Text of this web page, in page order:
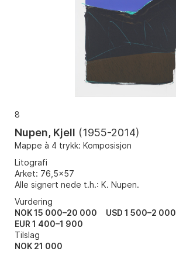
8
Nupen, Kjell (1955-2014)
Mappe à 4 trykk: Komposisjon
Litografi
Arket: 76,5x57
Alle signert nede t.h.: K. Nupen.
Vurdering
NOK 15 000–20 000
USD 1 500–2 000
EUR 1 400–1 900
Tilslag
NOK 21 000